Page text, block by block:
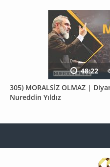
305) MORALSİZ OLMAZ |
Nureddin Yıldız
48:22